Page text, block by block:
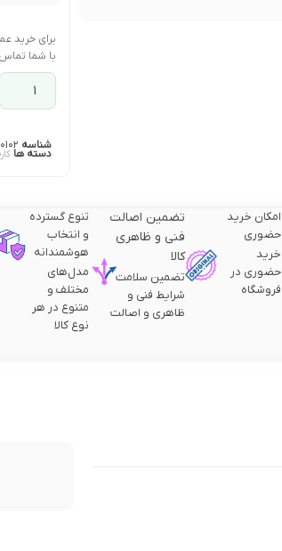
برای خرید
با شما
شناسه
دسته ها
امکان خرید
حضوری
خرید
حضوری در
فروشگاه
تضمین اصالت
فنی و ظاهری
کالا
تضمین سلامت
شرایط فنی و
ظاهری و اصالت
تنوع گسترده
و انتخاب
هوشمندانه
مدل‌های
مختلف و
متنوع در هر
نوع کالا